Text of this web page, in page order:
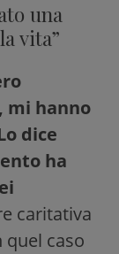
una
vita”
mi hanno
dice
ha
caritativa
quel caso